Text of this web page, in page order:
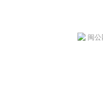
闽公